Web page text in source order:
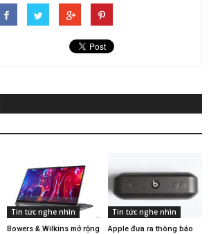
Tin tức nghe nhìn
Bowers & Wilkins mở rộng
Tin tức nghe nhìn
Apple đưa ra thông báo